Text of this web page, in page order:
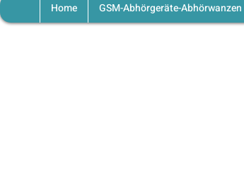
Home GSM-Abhörgeräte-Abhörwanzen